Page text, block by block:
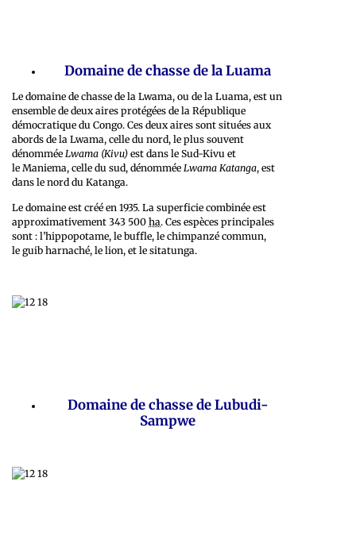
Domaine de chasse de la Luama
Le domaine de chasse de la Lwama, ou de la Luama, est un
ensemble de deux aires protégées de la République
démocratique du Congo. Ces deux aires sont situées aux
abords de la Lwama, celle du nord, le plus souvent
dénommée Lwama (Kivu) est dans le Sud-Kivu et
le Maniema, celle du sud, dénommée Lwama Katanga, est
dans le nord du Katanga.
Le domaine est créé en 1935. La superficie combinée est
approximativement 343 500 ha. Ces espèces principales
sont : l’hippopotame, le buffle, le chimpanzé commun,
le guib harnaché, le lion, et le sitatunga.
Domaine de chasse de Lubudi-
Sampwe